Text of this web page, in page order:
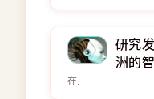
研究
洲的
在.